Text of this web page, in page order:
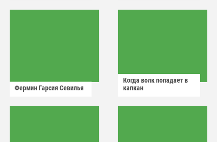
Фермин Гарсия Севилья
Когда волк попадает в
капкан